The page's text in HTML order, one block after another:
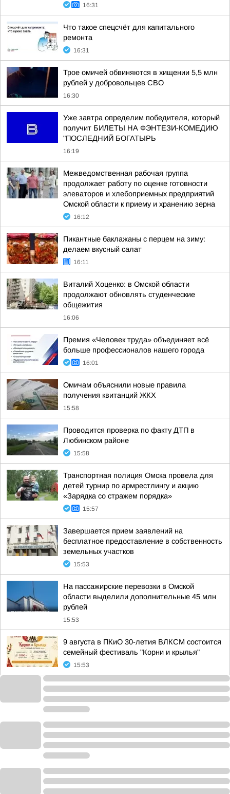
16:31
Что такое спецсчёт для капитального
ремонта
16:31
Трое омичей обвиняются в хищении 5,5 млн
рублей у добровольцев СВО
16:30
Уже завтра определим победителя, который
получит БИЛЕТЫ НА ФЭНТЕЗИ-КОМЕДИЮ
"ПОСЛЕДНИЙ БОГАТЫРЬ
16:19
Межведомственная рабочая группа
продолжает работу по оценке готовности
элеваторов и хлебоприемных предприятий
Омской области к приему и хранению зерна
16:12
Пикантные баклажаны с перцем на зиму:
делаем вкусный салат
16:11
Виталий Хоценко: в Омской области
продолжают обновлять студенческие
общежития
16:06
Премия «Человек труда» объединяет всё
больше профессионалов нашего города
16:01
Омичам объяснили новые правила
получения квитанций ЖКХ
15:58
Проводится проверка по факту ДТП в
Любинском районе
15:58
Транспортная полиция Омска провела для
детей турнир по армрестлингу и акцию
«Зарядка со стражем порядка»
15:57
Завершается прием заявлений на
бесплатное предоставление в собственность
земельных участков
15:53
На пассажирские перевозки в Омской
области выделили дополнительные 45 млн
рублей
15:53
9 августа в ПКиО 30-летия ВЛКСМ состоится
семейный фестиваль "Корни и крылья"
15:53